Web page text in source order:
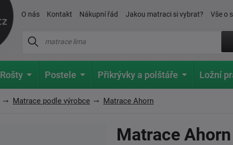
O nás Kontakt Nákupní řád Jakou matraci si vybrat? Vše o
Rošty Postele Přikrývky a polštáře Ložní
Matrace podle výrobce Matrace Ahorn
Matrace Ahorn